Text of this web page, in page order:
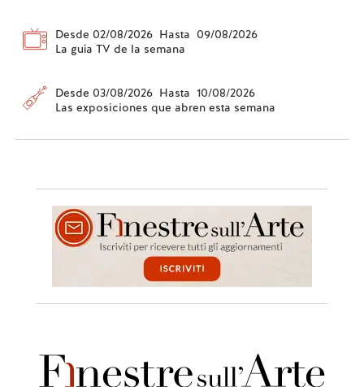
Desde 02/08/2026 Hasta 09/08/2026
La guía TV de la semana
Desde 03/08/2026 Hasta 10/08/2026
Las exposiciones que abren esta semana